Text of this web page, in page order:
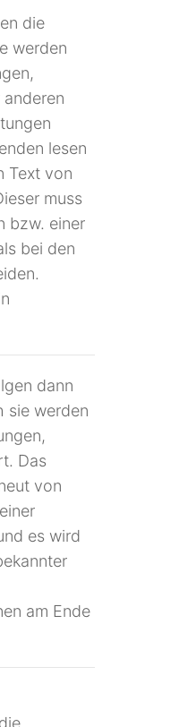
die
werden
lesen
Text von
muss
bzw. einer
bei den
dann
sie werden
Das
von
es wird
am Ende